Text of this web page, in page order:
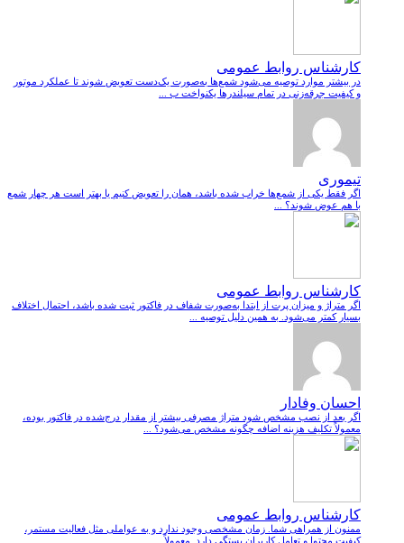
کارشناس روابط عمومی
در بیشتر موارد توصیه می‌شود شمع‌ها به‌صورت یک‌دست تعویض شوند تا عملکرد موتور
و کیفیت جرقه‌زنی در تمام سیلندرها یکنواخت ب ...
تیموری
اگر فقط یکی از شمع‌ها خراب شده باشد، همان را تعویض کنیم یا بهتر است هر چهار شمع
با هم عوض شوند؟ ...
کارشناس روابط عمومی
اگر متراژ و میزان پرت از ابتدا به‌صورت شفاف در فاکتور ثبت شده باشد، احتمال اختلاف
بسیار کمتر می‌شود. به همین دلیل توصیه ...
احسان وفادار
اگر بعد از نصب مشخص شود متراژ مصرفی بیشتر از مقدار درج‌شده در فاکتور بوده،
معمولاً تکلیف هزینه اضافه چگونه مشخص می‌شود؟ ...
کارشناس روابط عمومی
ممنون از همراهی شما. زمان مشخصی وجود ندارد و به عواملی مثل فعالیت مستمر،
کیفیت محتوا و تعامل کاربران بستگی دارد. معمولاً ...